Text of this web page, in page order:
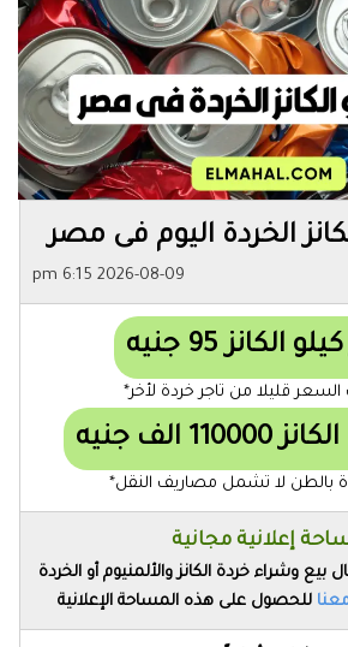
الخردة اليوم فى مصر
2026-08-09 6:15 pm
الكانز 95 جنيه
قليلا من تاجر خردة لأخر*
الف جنيه
بالطن لا تشمل مصاريف النقل*
إعلانية مجانية
وشراء خردة الكانز والألمنيوم أو الخردة
للحصول على هذه المساحة الإعلانية